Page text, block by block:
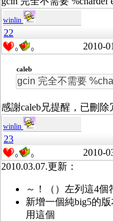
winlin
22
0 0 2010-
caleb
gcin 完全不需要
感謝caleb兄提醒，已刪除
winlin
23
0 0 2010-
2010.03.07.更新：
～！（）左列這4個
新增一個純big5的
用這個